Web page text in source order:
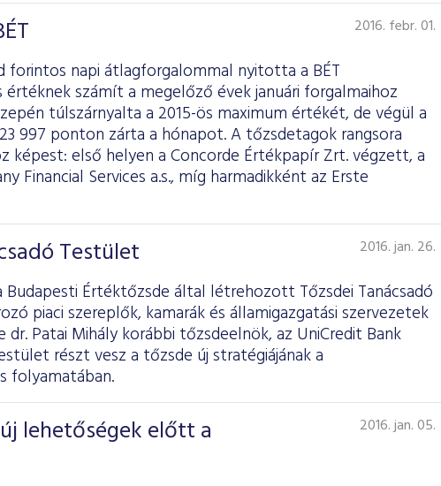
2016. febr. 01.
forintos napi átlagforgalommal nyitotta a BÉT
értéknek számít a megelőző évek januári forgalmaihoz
túlszárnyalta a 2015-ös maximum értékét, de végül a
997 ponton zárta a hónapot. A tőzsdetagok rangsora
képest: első helyen a Concorde Értékpapír Zrt. végzett, a
Financial Services a.s., míg harmadikként az Erste
Testület 2016. jan. 26.
Értéktőzsde által létrehozott Tőzsdei Tanácsadó
piaci szereplők, kamarák és államigazgatási szervezetek
Patai Mihály korábbi tőzsdeelnök, az UniCredit Bank
részt vesz a tőzsde új stratégiájának a
folyamatában.
lehetőségek előtt a
2016. jan. 05.